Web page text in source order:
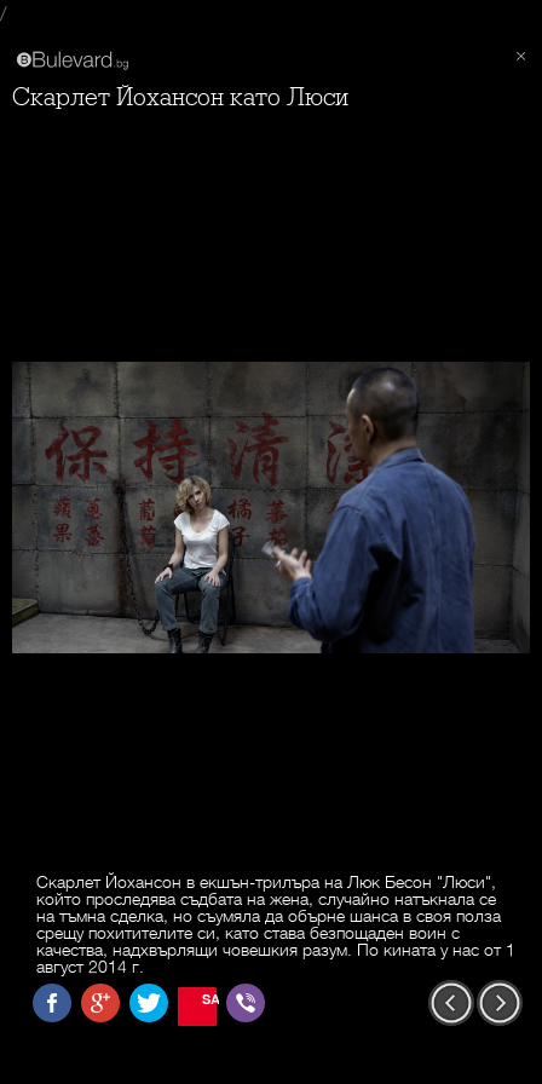
/
Скарлет Йохансон като Люси
Скарлет Йохансон в екшън-трилъра на Люк Бесон "Люси",
който проследява съдбата на жена, случайно натъкнала се
на тъмна сделка, но съумяла да обърне шанса в своя полза
срещу похитителите си, като става безпощаден воин с
качества, надхвърлящи човешкия разум. По кината у нас от 1
август 2014 г.
SAVE